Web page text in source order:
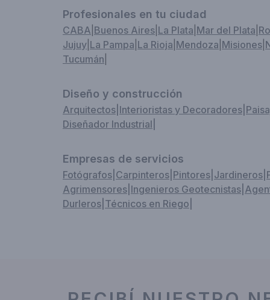
Profesionales en tu ciudad
CABA Buenos Aires La Plata Mar del Plata
Jujuy La Pampa La Rioja Mendoza Misiones
Tucumán
Diseño y construcción
Arquitectos Interioristas y Decoradores
Diseñador Industrial
Empresas de servicios
Fotógrafos Carpinteros Pintores Jardineros
Agrimensores Ingenieros Geotecnistas
Durleros Técnicos en Riego